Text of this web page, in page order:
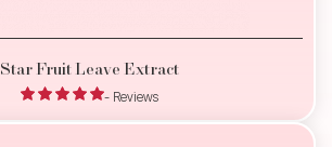
Star Fruit Leave Extract
- Reviews